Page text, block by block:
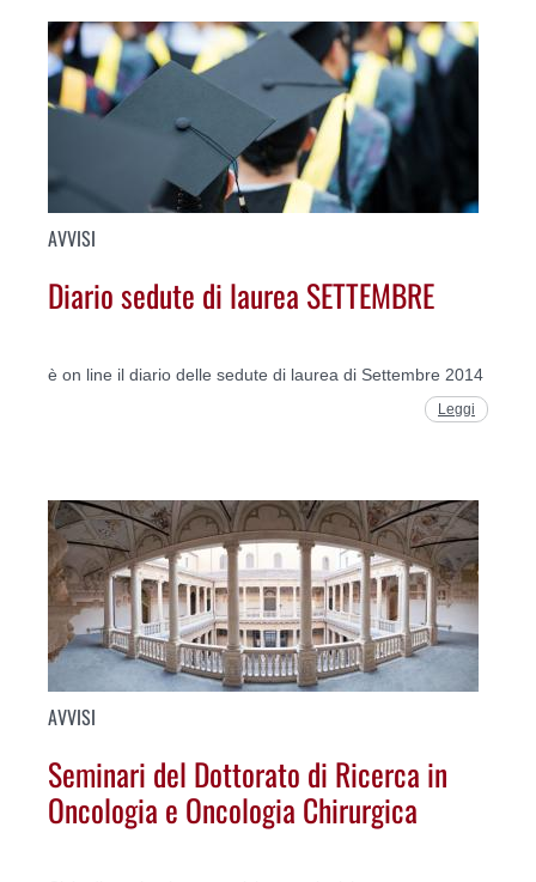
AVVISI
Diario sedute di laurea SETTEMBRE
è on line il diario delle sedute di laurea di Settembre 2014
Leggi
AVVISI
Seminari del Dottorato di Ricerca in
Oncologia e Oncologia Chirurgica